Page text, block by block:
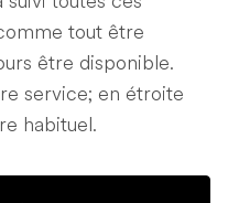
tout être
être disponible.
service; en étroite
habituel.